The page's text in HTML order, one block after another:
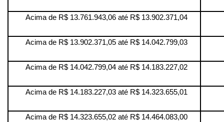
Acima de R$ 13.761.943,06 até R$ 13.902.371,04
Acima de R$ 13.902.371,05 até R$ 14.042.799,03
Acima de R$ 14.042.799,04 até R$ 14.183.227,02
Acima de R$ 14.183.227,03 até R$ 14.323.655,01
Acima de R$ 14.323.655,02 até R$ 14.464.083,00